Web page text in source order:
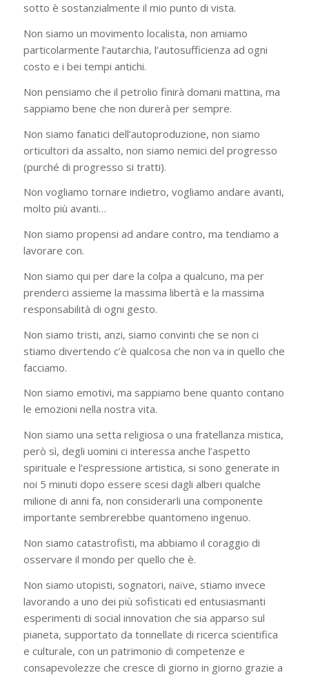
sotto è sostanzialmente il mio punto di vista.
Non siamo un movimento localista, non amiamo
particolarmente l’autarchia, l’autosufficienza ad ogni
costo e i bei tempi antichi.
Non pensiamo che il petrolio finirà domani mattina, ma
sappiamo bene che non durerà per sempre.
Non siamo fanatici dell’autoproduzione, non siamo
orticultori da assalto, non siamo nemici del progresso
(purché di progresso si tratti).
Non vogliamo tornare indietro, vogliamo andare avanti,
molto più avanti…
Non siamo propensi ad andare contro, ma tendiamo a
lavorare con.
Non siamo qui per dare la colpa a qualcuno, ma per
prenderci assieme la massima libertà e la massima
responsabilità di ogni gesto.
Non siamo tristi, anzi, siamo convinti che se non ci
stiamo divertendo c’è qualcosa che non va in quello che
facciamo.
Non siamo emotivi, ma sappiamo bene quanto contano
le emozioni nella nostra vita.
Non siamo una setta religiosa o una fratellanza mistica,
però sì, degli uomini ci interessa anche l’aspetto
spirituale e l’espressione artistica, si sono generate in
noi 5 minuti dopo essere scesi dagli alberi qualche
milione di anni fa, non considerarli una componente
importante sembrerebbe quantomeno ingenuo.
Non siamo catastrofisti, ma abbiamo il coraggio di
osservare il mondo per quello che è.
Non siamo utopisti, sognatori, naïve, stiamo invece
lavorando a uno dei più sofisticati ed entusiasmanti
esperimenti di social innovation che sia apparso sul
pianeta, supportato da tonnellate di ricerca scientifica
e culturale, con un patrimonio di competenze e
consapevolezze che cresce di giorno in giorno grazie a